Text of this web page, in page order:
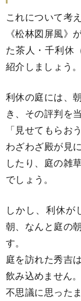
これについて考
《松林図屏風》
た茶人・千利休
紹介しましょう。
利休の庭には、
き、その評判を
「見せてもらお
わざわざ殿が見
したり、庭の雑
でしょう。
しかし、利休が
朝、なんと庭の
す。
庭を訪れた秀吉
飲み込めません。
不思議に思った